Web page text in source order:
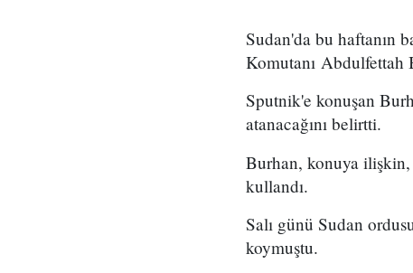
Sudan'da bu haftanın
Komutanı Abdulfettah
Sputnik'e konuşan
atanacağını belirtti.
Burhan, konuya ilişkin,
kullandı.
Salı günü Sudan
koymuştu.